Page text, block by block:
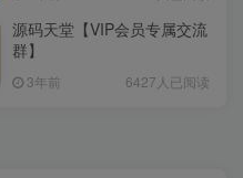
源码天堂【VIP会员专属交流
群】
3年前 6427人已阅读